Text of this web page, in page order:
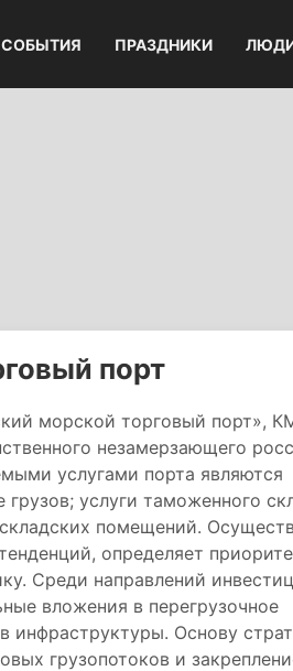
СОБЫТИЯ ПРАЗДНИКИ
порт
морской торговый порт»,
незамерзающего
услугами порта являются
грузов; услуги таможенного
помещений.
определяет
Среди направлений
вложения в перегрузочное
инфраструктуры. Основу
грузопотоков и